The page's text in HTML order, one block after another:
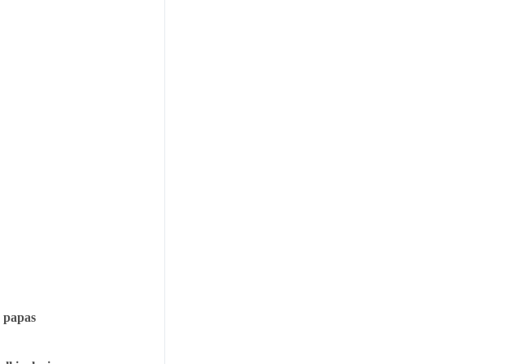
papas